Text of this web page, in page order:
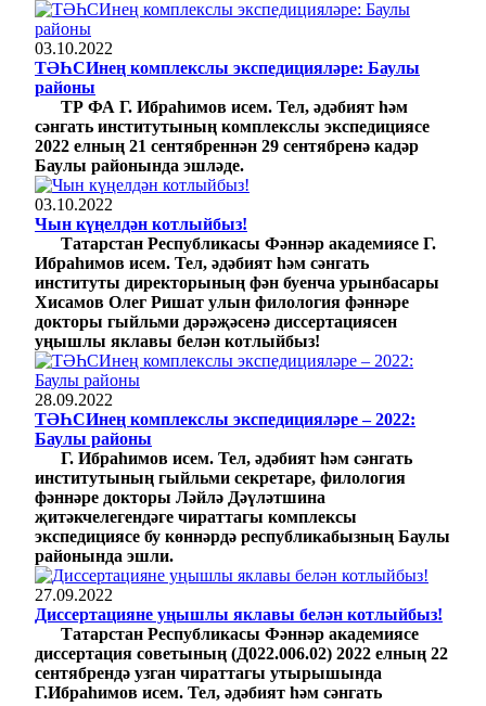
03.10.2022
ТӘҺСИнең комплекслы экспедицияләре: Баулы
районы
ТР ФА Г. Ибраһимов исем. Тел, әдәбият һәм
сәнгать институтының комплекслы экспедициясе
2022 елның 21 сентябреннән 29 сентябренә кадәр
Баулы районында эшләде.
03.10.2022
Чын күңелдән котлыйбыз!
Татарстан Республикасы Фәннәр академиясе Г.
Ибраһимов исем. Тел, әдәбият һәм сәнгать
институты директорының фән буенча урынбасары
Хисамов Олег Ришат улын филология фәннәре
докторы гыйльми дәрәҗәсенә диссертациясен
уңышлы яклавы белән котлыйбыз!
28.09.2022
ТӘҺСИнең комплекслы экспедицияләре – 2022:
Баулы районы
Г. Ибраһимов исем. Тел, әдәбият һәм сәнгать
институтының гыйльми секретаре, филология
фәннәре докторы Ләйлә Дәүләтшина
җитәкчелегендәге чираттагы комплексы
экспедициясе бу көннәрдә республикабызның Баулы
районында эшли.
27.09.2022
Диссертацияне уңышлы яклавы белән котлыйбыз!
Татарстан Республикасы Фәннәр академиясе
диссертация советының (Д022.006.02) 2022 елның 22
сентябрендә узган чираттагы утырышында
Г.Ибраһимов исем. Тел, әдәбият һәм сәнгать